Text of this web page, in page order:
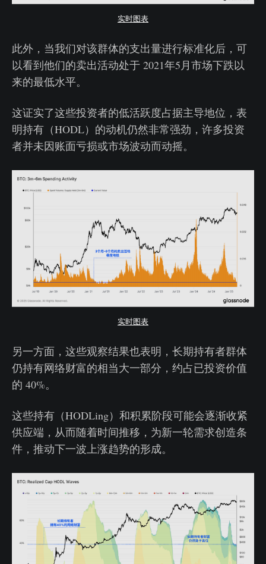
实时图表
此外，当我们对该群体的支出量进行标准化后，可
以看到他们的卖出活动处于 2021年5月市场下跌以
来的最低水平。
这证实了这些投资者的低活跃度占据主导地位，表
明持有（HODL）的动机仍然非常强劲，许多投资
者并未因账面亏损或市场波动而动摇。
实时图表
另一方面，这些观察结果也表明，长期持有者群体
仍持有网络财富的相当大一部分，约占已投资价值
的 40%。
这些持有（HODLing）和积累阶段可能会逐渐收紧
供应端，从而随着时间推移，为新一轮需求创造条
件，推动下一波上涨趋势的形成。